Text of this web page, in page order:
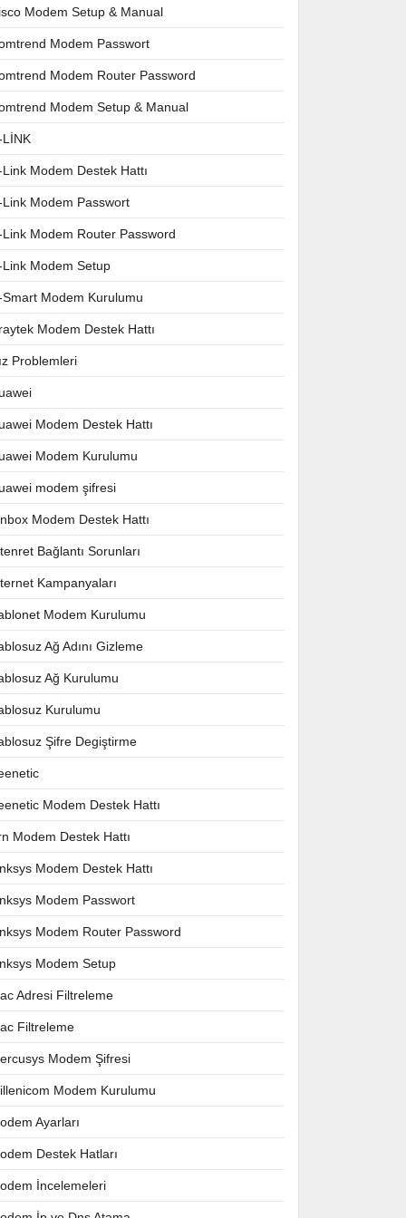
Modem Setup & Manual
Modem Passwort
Modem Router Password
Modem Setup & Manual
LİNK
Link Modem Destek Hattı
Link Modem Passwort
Link Modem Router Password
Link Modem Setup
Smart Modem Kurulumu
Modem Destek Hattı
Problemleri
Modem Destek Hattı
Modem Kurulumu
modem şifresi
Modem Destek Hattı
Bağlantı Sorunları
Kampanyaları
Modem Kurulumu
Ağ Adını Gizleme
Ağ Kurulumu
Kurulumu
Şifre Degiştirme
Modem Destek Hattı
Modem Destek Hattı
Modem Destek Hattı
Modem Passwort
Modem Router Password
Modem Setup
Adresi Filtreleme
Filtreleme
Modem Şifresi
Modem Kurulumu
Ayarları
Destek Hatları
İncelemeleri